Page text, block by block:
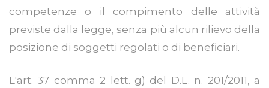
competenze o il compimento delle attività
previste dalla legge, senza più alcun rilievo della
posizione di soggetti regolati o di beneficiari.
L'art. 37 comma 2 lett. g) del D.L. n. 201/2011, a